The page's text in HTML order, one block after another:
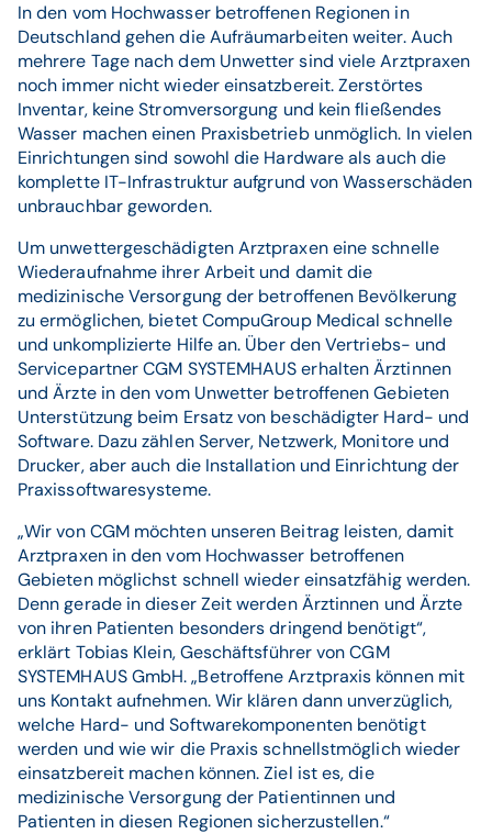
In den vom Hochwasser betroffenen Regionen in
Deutschland gehen die Aufräumarbeiten weiter. Auch
mehrere Tage nach dem Unwetter sind viele Arztpraxen
noch immer nicht wieder einsatzbereit. Zerstörtes
Inventar, keine Stromversorgung und kein fließendes
Wasser machen einen Praxisbetrieb unmöglich. In vielen
Einrichtungen sind sowohl die Hardware als auch die
komplette IT-Infrastruktur aufgrund von Wasserschäden
unbrauchbar geworden.
Um unwettergeschädigten Arztpraxen eine schnelle
Wiederaufnahme ihrer Arbeit und damit die
medizinische Versorgung der betroffenen Bevölkerung
zu ermöglichen, bietet CompuGroup Medical schnelle
und unkomplizierte Hilfe an. Über den Vertriebs- und
Servicepartner CGM SYSTEMHAUS erhalten Ärztinnen
und Ärzte in den vom Unwetter betroffenen Gebieten
Unterstützung beim Ersatz von beschädigter Hard- und
Software. Dazu zählen Server, Netzwerk, Monitore und
Drucker, aber auch die Installation und Einrichtung der
Praxissoftwaresysteme.
„Wir von CGM möchten unseren Beitrag leisten, damit
Arztpraxen in den vom Hochwasser betroffenen
Gebieten möglichst schnell wieder einsatzfähig werden.
Denn gerade in dieser Zeit werden Ärztinnen und Ärzte
von ihren Patienten besonders dringend benötigt“,
erklärt Tobias Klein, Geschäftsführer von CGM
SYSTEMHAUS GmbH. „Betroffene Arztpraxis können mit
uns Kontakt aufnehmen. Wir klären dann unverzüglich,
welche Hard- und Softwarekomponenten benötigt
werden und wie wir die Praxis schnellstmöglich wieder
einsatzbereit machen können. Ziel ist es, die
medizinische Versorgung der Patientinnen und
Patienten in diesen Regionen sicherzustellen.“